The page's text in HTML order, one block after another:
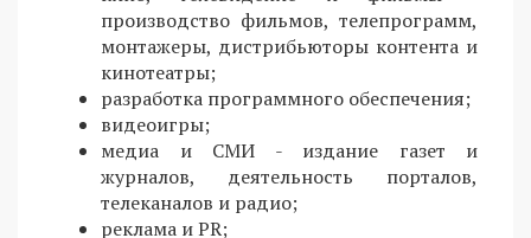
производство фильмов, телепрограмм,
монтажеры, дистрибьюторы контента и
кинотеатры;
разработка программного обеспечения;
видеоигры;
медиа и СМИ - издание газет и
журналов, деятельность порталов,
телеканалов и радио;
реклама и PR;